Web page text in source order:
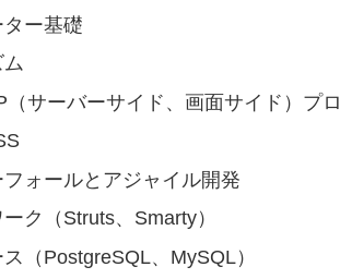
ー基礎
（サーバーサイド、画面サイド）プ
ォールとアジャイル開発
ク（Struts、Smarty）
（PostgreSQL、MySQL）